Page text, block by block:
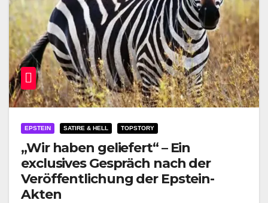
EPSTEIN SATIRE & HELL TOPSTORY
„Wir haben geliefert“ – Ein
exclusives Gespräch nach der
Veröffentlichung der Epstein-
Akten